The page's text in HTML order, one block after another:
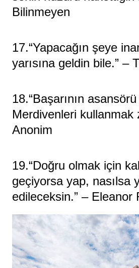
Bilinmeyen
17.“Yapacağın şeye
yarısına geldin bile.” –
18.“Başarının
Merdivenleri kullanmak
Anonim
19.“Doğru olmak için
geçiyorsa yap, nasılsa
edileceksin.” – Eleanor